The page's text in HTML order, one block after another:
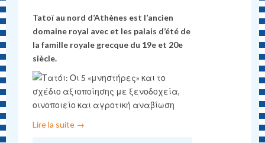
Tatoï au nord d’Athènes est l’ancien
domaine royal avec et les palais d’été de
la famille royale grecque du 19e et 20e
siècle.
Lire la suite →